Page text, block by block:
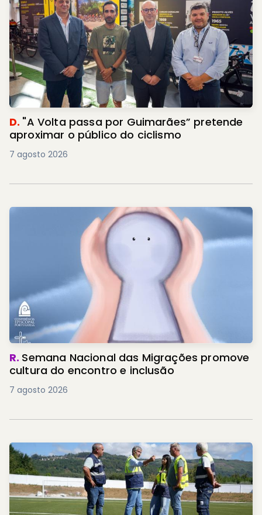
D. "A Volta passa por Guimarães” pretende
aproximar o público do ciclismo
7 agosto 2026
R. Semana Nacional das Migrações promove
cultura do encontro e inclusão
7 agosto 2026